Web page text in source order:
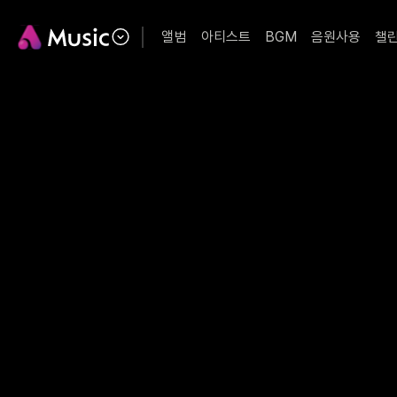
앨범 아티스트 BGM 음원사용 챌